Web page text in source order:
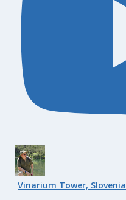
Vinarium Tower, Slovenia